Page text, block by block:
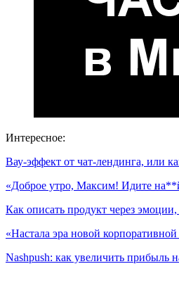
Интересное:
Вау-эффект от чат-лендинга, или
«Доброе утро, Максим! Идите
Как описать продукт через
«Настала эра новой
Nashpush: как увеличить